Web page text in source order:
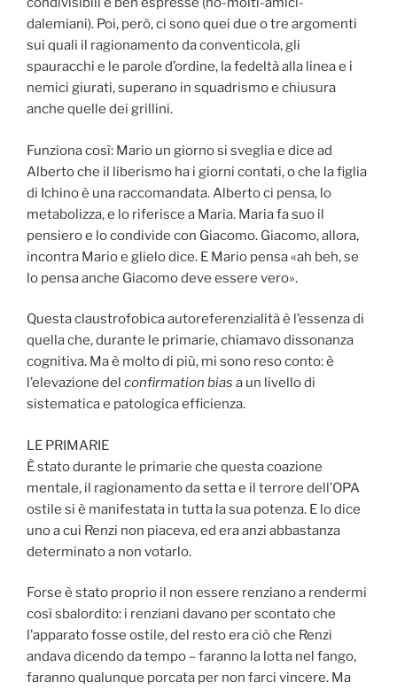
dalemiani). Poi, però, ci sono quei due o tre argomenti
sui quali il ragionamento da conventicola, gli
spauracchi e le parole d’ordine, la fedeltà alla linea e i
nemici giurati, superano in squadrismo e chiusura
anche quelle dei grillini.
Funziona così: Mario un giorno si sveglia e dice ad
Alberto che il liberismo ha i giorni contati, o che la figlia
di Ichino è una raccomandata. Alberto ci pensa, lo
metabolizza, e lo riferisce a Maria. Maria fa suo il
pensiero e lo condivide con Giacomo. Giacomo, allora,
incontra Mario e glielo dice. E Mario pensa «ah beh, se
lo pensa anche Giacomo deve essere vero».
Questa claustrofobica autoreferenzialità è l’essenza di
quella che, durante le primarie, chiamavo dissonanza
cognitiva. Ma è molto di più, mi sono reso conto: è
l’elevazione del confirmation bias a un livello di
sistematica e patologica efficienza.
LE PRIMARIE
È stato durante le primarie che questa coazione
mentale, il ragionamento da setta e il terrore dell’OPA
ostile si è manifestata in tutta la sua potenza. E lo dice
uno a cui Renzi non piaceva, ed era anzi abbastanza
determinato a non votarlo.
Forse è stato proprio il non essere renziano a rendermi
così sbalordito: i renziani davano per scontato che
l’apparato fosse ostile, del resto era ciò che Renzi
andava dicendo da tempo – faranno la lotta nel fango,
faranno qualunque porcata per non farci vincere. Ma